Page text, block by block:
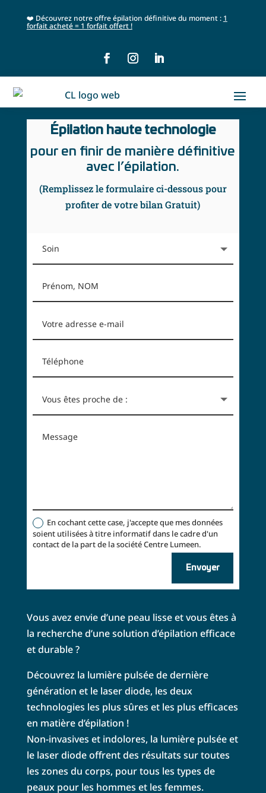
❤️ Découvrez notre offre épilation définitive du moment : 1
forfait acheté = 1 forfait offert !
Vous avez envie d’une peau lisse et vous êtes à
la recherche d’une solution d’épilation efficace
et durable ?
Découvrez la lumière pulsée de dernière
génération et le laser diode, les deux
technologies les plus sûres et les plus efficaces
en matière d’épilation !
Non-invasives et indolores, la lumière pulsée et
le laser diode offrent des résultats sur toutes
les zones du corps, pour tous les types de
peaux pour les hommes et les femmes.
Épilation haute technologie
pour en finir de manière définitive
avec l’épilation.
(Remplissez le formulaire ci-dessous pour
profiter de votre bilan Gratuit)
En cochant cette case, j'accepte que mes données
soient utilisées à titre informatif dans le cadre d'un
contact de la part de la société Centre Lumeen.
Envoyer